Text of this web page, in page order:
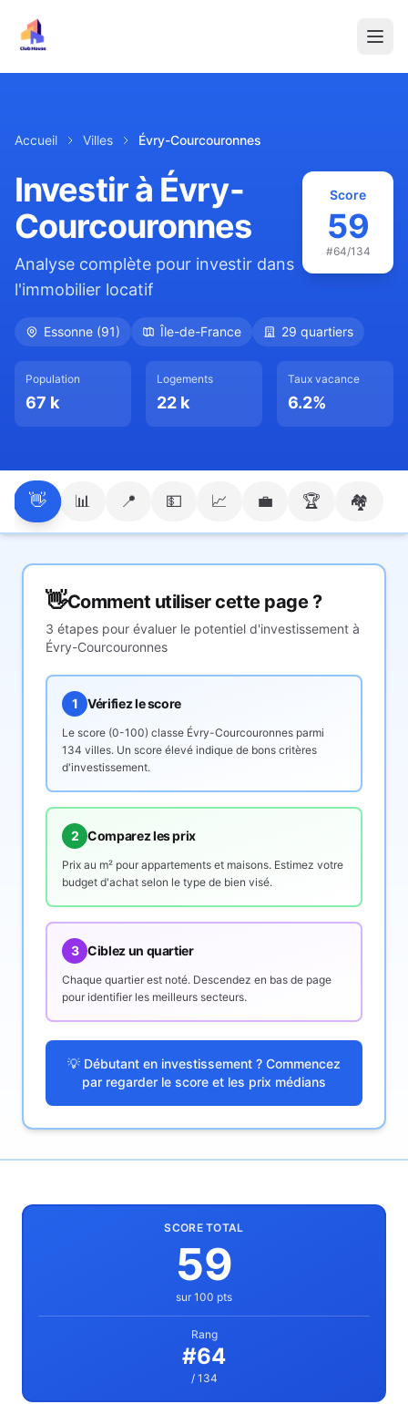
Accueil Villes Évry-Courcouronnes
Investir à Évry-
Courcouronnes
Analyse complète pour investir dans
l'immobilier locatif
Score
59
#64/134
Essonne (91) Île-de-France 29 quartiers
Population
67 k
Logements
22 k
Taux vacance
6.2%
👋 📊 📍 💵 📈 💼 🏆 🏘️
👋Comment utiliser cette page ?
3 étapes pour évaluer le potentiel d'investissement à
Évry-Courcouronnes
1 Vérifiez le score
Le score (0-100) classe Évry-Courcouronnes parmi
134 villes. Un score élevé indique de bons critères
d'investissement.
2 Comparez les prix
Prix au m² pour appartements et maisons. Estimez votre
budget d'achat selon le type de bien visé.
3 Ciblez un quartier
Chaque quartier est noté. Descendez en bas de page
pour identifier les meilleurs secteurs.
💡 Débutant en investissement ? Commencez
par regarder le score et les prix médians
SCORE TOTAL
59
sur 100 pts
Rang
#64
/ 134